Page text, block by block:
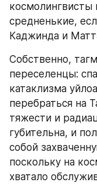
космолингвисты
средненькие,
Каджинда и
Собственно,
переселенцы:
катаклизма
перебраться на
тяжести и
губительна, и
собой
поскольку на
хватало